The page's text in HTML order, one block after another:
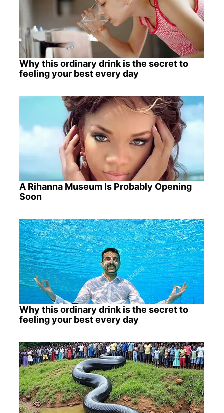
Why this ordinary drink is the secret to
feeling your best every day
A Rihanna Museum Is Probably Opening
Soon
Why this ordinary drink is the secret to
feeling your best every day